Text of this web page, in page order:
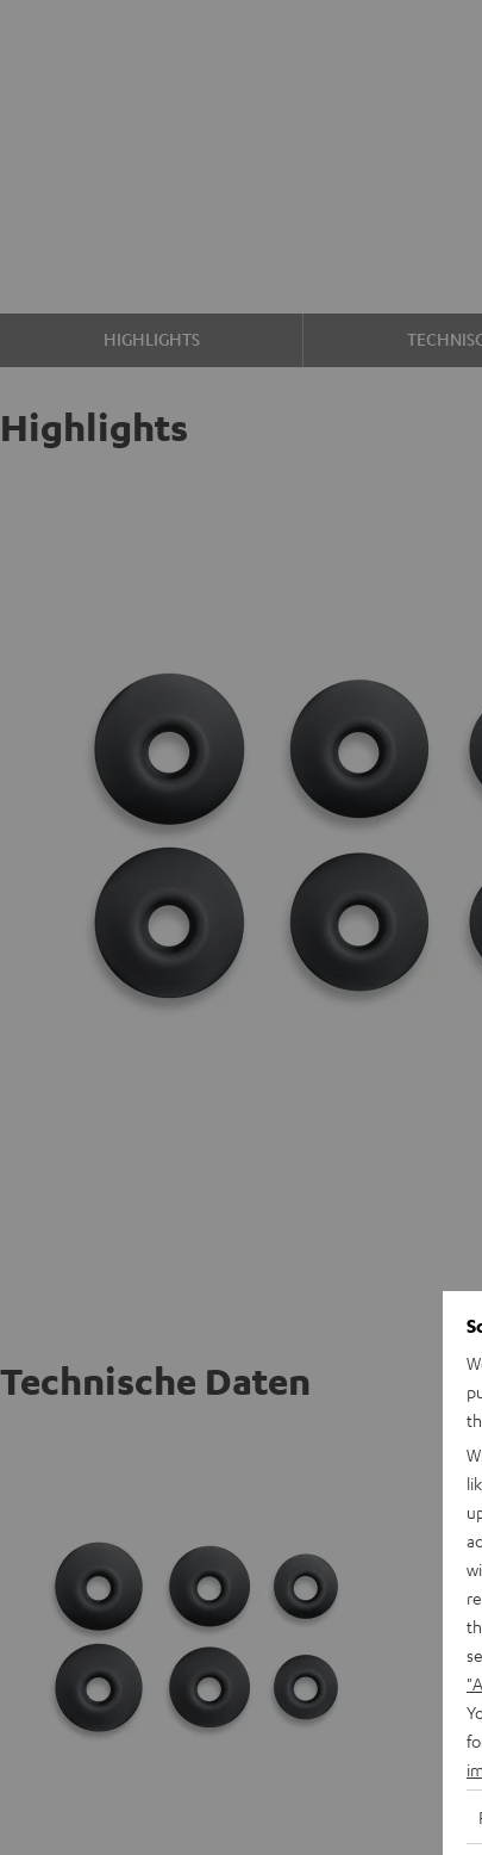
HIGHLIGHTS
Highlights
Technische Daten